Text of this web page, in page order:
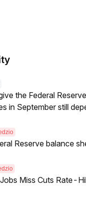
the Federal
in September still
Reserve balance
Miss Cuts Rate-